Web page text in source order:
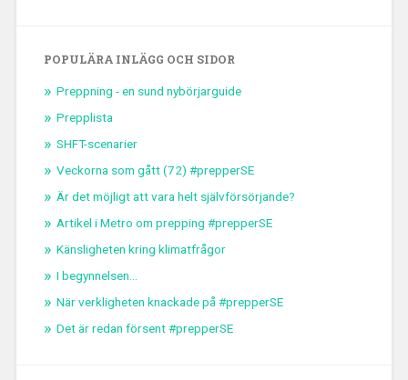
POPULÄRA INLÄGG OCH SIDOR
Preppning - en sund nybörjarguide
Prepplista
SHFT-scenarier
Veckorna som gått (72) #prepperSE
Är det möjligt att vara helt självförsörjande?
Artikel i Metro om prepping #prepperSE
Känsligheten kring klimatfrågor
I begynnelsen...
När verkligheten knackade på #prepperSE
Det är redan försent #prepperSE